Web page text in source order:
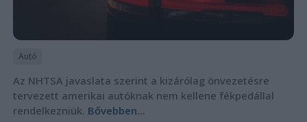
Autó
Az NHTSA javaslata szerint a kizárólag önvezetésre
tervezett amerikai autóknak nem kellene fékpedállal
rendelkezniük. Bővebben...